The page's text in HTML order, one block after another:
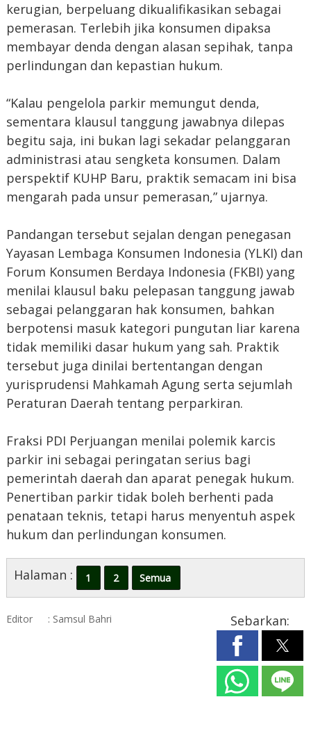
kerugian, berpeluang dikualifikasikan sebagai
pemerasan. Terlebih jika konsumen dipaksa
membayar denda dengan alasan sepihak, tanpa
perlindungan dan kepastian hukum.
“Kalau pengelola parkir memungut denda,
sementara klausul tanggung jawabnya dilepas
begitu saja, ini bukan lagi sekadar pelanggaran
administrasi atau sengketa konsumen. Dalam
perspektif KUHP Baru, praktik semacam ini bisa
mengarah pada unsur pemerasan,” ujarnya.
Pandangan tersebut sejalan dengan penegasan
Yayasan Lembaga Konsumen Indonesia (YLKI) dan
Forum Konsumen Berdaya Indonesia (FKBI) yang
menilai klausul baku pelepasan tanggung jawab
sebagai pelanggaran hak konsumen, bahkan
berpotensi masuk kategori pungutan liar karena
tidak memiliki dasar hukum yang sah. Praktik
tersebut juga dinilai bertentangan dengan
yurisprudensi Mahkamah Agung serta sejumlah
Peraturan Daerah tentang perparkiran.
Fraksi PDI Perjuangan menilai polemik karcis
parkir ini sebagai peringatan serius bagi
pemerintah daerah dan aparat penegak hukum.
Penertiban parkir tidak boleh berhenti pada
penataan teknis, tetapi harus menyentuh aspek
hukum dan perlindungan konsumen.
Halaman : 1 2 Semua
Editor : Samsul Bahri Sebarkan: